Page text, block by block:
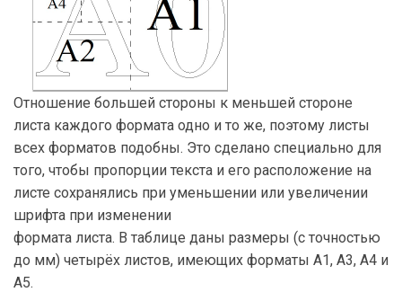
Отношение большей стороны к меньшей стороне
листа каждого формата одно и то же, поэтому листы
всех форматов подобны. Это сделано специально для
того, чтобы пропорции текста и его расположение на
листе сохранялись при уменьшении или увеличении
шрифта при изменении
формата листа. В таблице даны размеры (с точностью
до мм) четырёх листов, имеющих форматы А1, А3, А4 и
А5.